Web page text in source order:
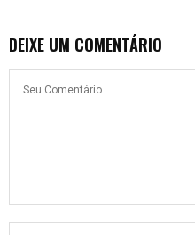
DEIXE UM COMENTÁRIO